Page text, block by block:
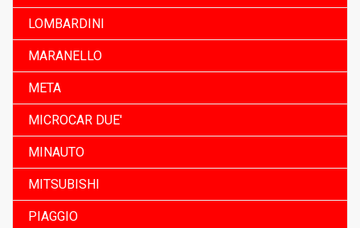
LOMBARDINI
MARANELLO
META
MICROCAR DUE'
MINAUTO
MITSUBISHI
PIAGGIO